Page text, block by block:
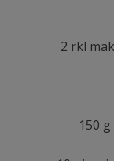
2 rkl
150